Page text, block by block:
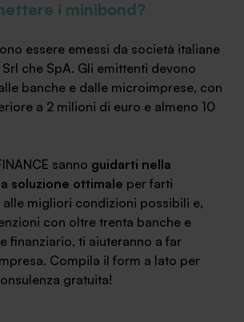
i minibond?
essere emessi da società italiane
che SpA. Gli emittenti devono
banche e dalle microimprese, con
a 2 milioni di euro e almeno 10
sanno guidarti nella
soluzione ottimale per farti
migliori condizioni possibili e,
con oltre trenta banche e
finanziario, ti aiuteranno a far
Compila il form a lato per
gratuita!